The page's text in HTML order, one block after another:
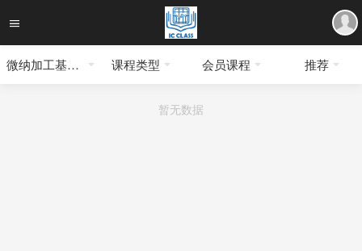
微纳加工基础知识 课程类型 会员课程 推荐
暂无数据